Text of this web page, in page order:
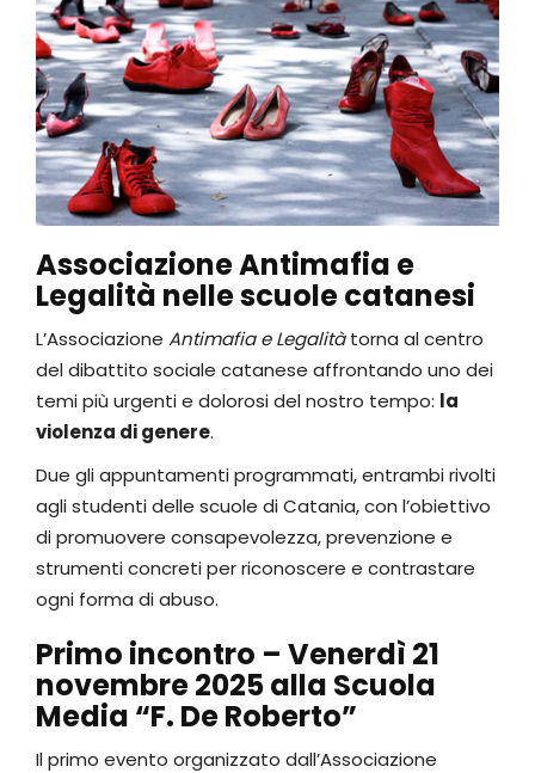
Associazione Antimafia e
Legalità nelle scuole catanesi
L’Associazione Antimafia e Legalitàtorna al centro
del dibattito sociale catanese affrontando uno dei
temi più urgenti e dolorosi del nostro tempo: la
violenza di genere.
Due gli appuntamenti programmati, entrambi rivolti
agli studenti delle scuole di Catania, con l’obiettivo
di promuovere consapevolezza, prevenzione e
strumenti concreti per riconoscere e contrastare
ogni forma di abuso.
Primo incontro – Venerdì 21
novembre 2025 alla Scuola
Media “F. De Roberto”
Il primo evento organizzato dall’Associazione